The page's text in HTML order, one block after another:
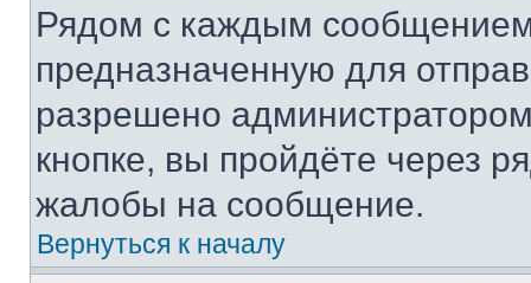
Рядом с каждым сообщением
предназначенную для
разрешено
кнопке, вы пройдёте через
жалобы на сообщение.
Вернуться к началу